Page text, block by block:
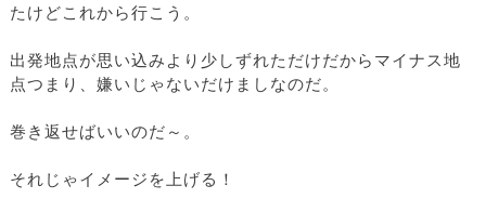
たけどこれから行こう。
出発地点が思い込みより少しずれただけだからマイナス地
点つまり、嫌いじゃないだけましなのだ。
巻き返せばいいのだ～。
それじゃイメージを上げる！